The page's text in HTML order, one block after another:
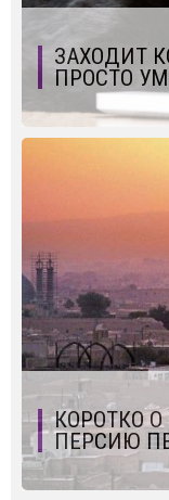
ЗАХОДИТ
ПРОСТО
КОРОТКО
ПЕРСИЮ